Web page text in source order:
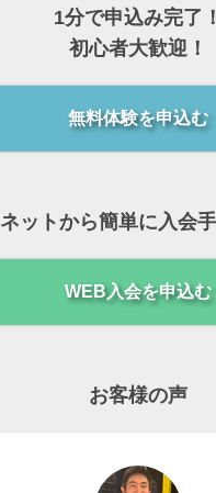
1分で申込み完了！
初心者大歓迎！
無料体験を申込む
ネットから簡単に入会
WEB入会を申込む
お客様の声